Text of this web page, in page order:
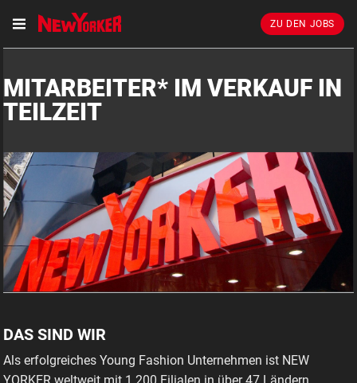
ZU DEN JOBS
MITARBEITER* IM VERKAUF IN
TEILZEIT
DAS SIND WIR
Als erfolgreiches Young Fashion Unternehmen ist NEW
YORKER weltweit mit 1.200 Filialen in über 47 Ländern